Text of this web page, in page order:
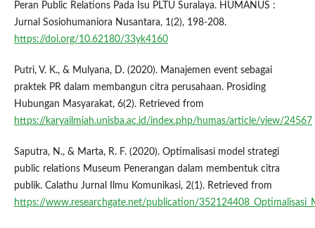
Peran Public Relations Pada Isu PLTU Suralaya. HUMANUS :
Jurnal Sosiohumaniora Nusantara, 1(2), 198-208.
https://doi.org/10.62180/33yk4160
Putri, V. K., & Mulyana, D. (2020). Manajemen event sebagai
praktek PR dalam membangun citra perusahaan. Prosiding
Hubungan Masyarakat, 6(2). Retrieved from
https://karyailmiah.unisba.ac.id/index.php/humas/article/view/24567
Saputra, N., & Marta, R. F. (2020). Optimalisasi model strategi
public relations Museum Penerangan dalam membentuk citra
publik. Calathu Jurnal Ilmu Komunikasi, 2(1). Retrieved from
https://www.researchgate.net/publication/